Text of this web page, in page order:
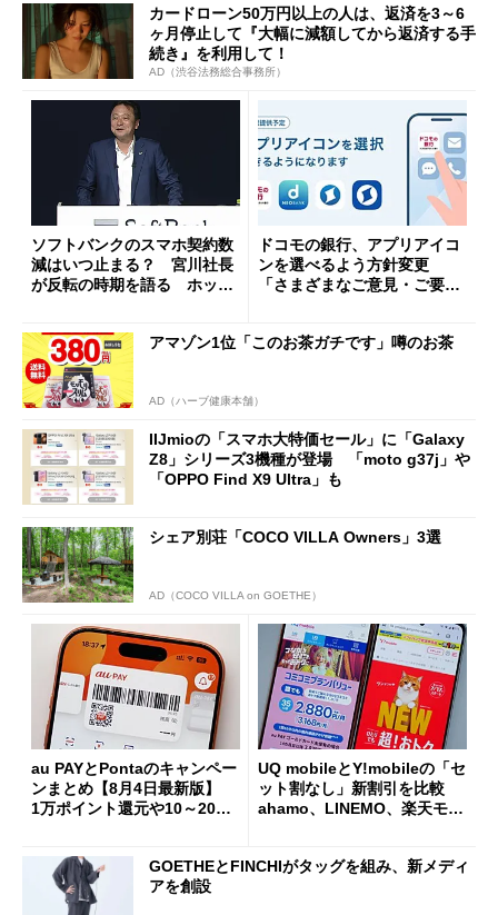
カードローン50万円以上の人は、返済を3～6
ヶ月停止して『大幅に減額してから返済する手
続き』を利用して！
AD（渋谷法務総合事務所）
ソフトバンクのスマホ契約数
減はいつ止まる？ 宮川社長
が反転の時期を語る ホッピ
ドコモの銀行、アプリアイコ
ンを選べるよう方針変更
「さまざまなご意見・ご要望
アマゾン1位「このお茶ガチです」噂のお茶
AD（ハーブ健康本舗）
IIJmioの「スマホ大特価セール」に「Galaxy
Z8」シリーズ3機種が登場 「moto g37j」や
「OPPO Find X9 Ultra」も
シェア別荘「COCO VILLA Owners」3選
AD（COCO VILLA on GOETHE）
au PAYとPontaのキャンペー
ンまとめ【8月4日最新版】
1万ポイント還元や10～20％
UQ mobileとY!mobileの「セ
ット割なし」新割引を比較
ahamo、LINEMO、楽天モバ
GOETHEとFINCHIがタッグを組み、新メディ
アを創設